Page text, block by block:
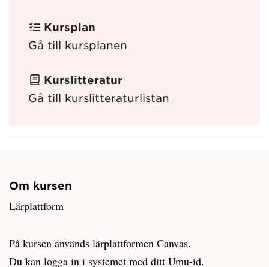
Kursplan
Gå till kursplanen
Kurslitteratur
Gå till kurslitteraturlistan
Om kursen
Lärplattform
På kursen används lärplattformen Canvas.
Du kan logga in i systemet med ditt Umu-id.